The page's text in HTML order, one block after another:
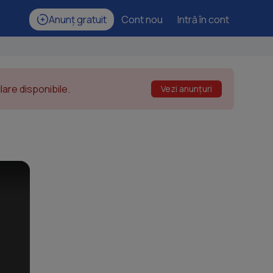
Anunț gratuit Cont nou Intră în cont
disponibile. Vezi anunțuri